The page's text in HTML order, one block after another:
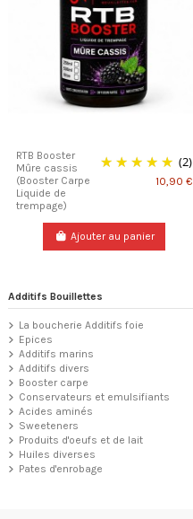
RTB Booster
Mûre cassis
(Booster Carpe
Liquide de
trempage)
(2)
10,90 €
Ajouter au panier
Additifs Bouillettes
La boucherie Additifs foie
Epices
Additifs marins
Additifs divers
Booster carpe
Conservateurs et emulsifiants
Acides aminés
Sweeteners
Produits d'oeufs et de lait
Huiles diverses
Pates d'enrobage